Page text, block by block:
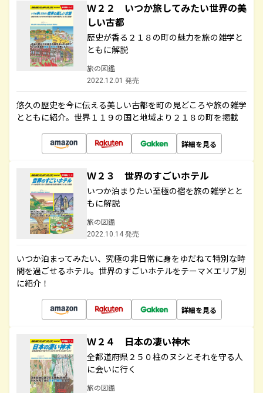
Ｗ２２ いつか旅してみたい世界の美
しい古都
歴史が香る２１８の町の魅力を旅の雑学と
ともに解説
旅の図鑑
2022.12.01 発売
悠久の歴史を今に伝える美しい古都を町の見どころや旅の雑学
とともに紹介。世界１１９の国と地域より２１８の町を掲載
詳細を見る
Ｗ２３ 世界のすごいホテル
いつか泊まりたい至極の宿を旅の雑学とと
もに解説
旅の図鑑
2022.10.14 発売
いつか泊まってみたい、究極の非日常に身をゆだねて特別な時
間を過ごせるホテル。世界のすごいホテルをテーマ×エリア別
に紹介！
詳細を見る
Ｗ２４ 日本の凄い神木
全都道府県２５０柱のヌシとそれを守る人
に会いに行く
旅の図鑑